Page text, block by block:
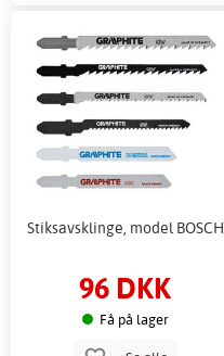
Stiksavsklinge, model BOSCH
96 DKK
Få på lager